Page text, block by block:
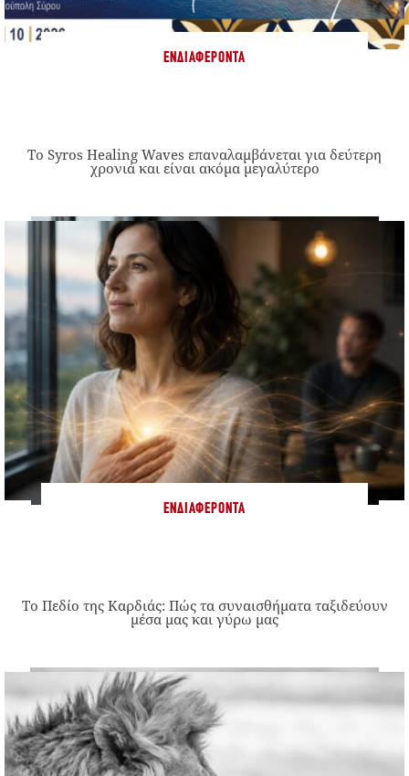
ΕΝΔΙΑΦΈΡΟΝΤΑ
Το Syros Healing Waves επαναλαμβάνεται για δεύτερη
χρονιά και είναι ακόμα μεγαλύτερο
ΕΝΔΙΑΦΈΡΟΝΤΑ
Το Πεδίο της Καρδιάς: Πώς τα συναισθήματα ταξιδεύουν
μέσα μας και γύρω μας